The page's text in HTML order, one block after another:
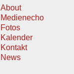
About
Medienecho
Fotos
Kalender
Kontakt
News